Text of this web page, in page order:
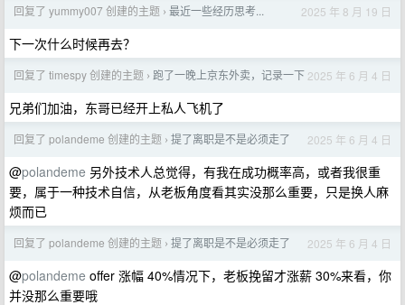
回复了 yummy007 创建的主题 › 最近一些经历思考... 2025 年 8 月 19 日
下一次什么时候再去？
回复了 timespy 创建的主题 › 跑了一晚上京东外卖，记录一下 2025 年 6 月 4 日
兄弟们加油，东哥已经开上私人飞机了
回复了 polandeme 创建的主题 › 提了离职是不是必须走了 2025 年 6 月 4 日
@polandeme 另外技术人总觉得，有我在成功概率高，或者我很重
要，属于一种技术自信，从老板角度看其实没那么重要，只是换人麻
烦而已
回复了 polandeme 创建的主题 › 提了离职是不是必须走了 2025 年 6 月 4 日
@polandeme offer 涨幅 40%情况下，老板挽留才涨薪 30%来看，你
并没那么重要哦